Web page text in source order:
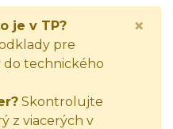
16V
Zobraziť údaje o
vozidle
je v TP?
pre
do technického
Skontrolujte
z viacerých v
×